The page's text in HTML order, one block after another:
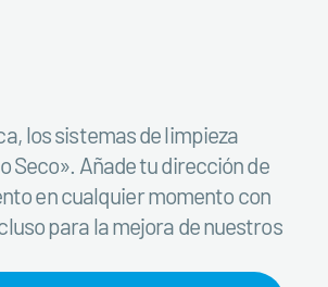
los sistemas de limpieza
Seco». Añade tu dirección de
en cualquier momento con
para la mejora de nuestros